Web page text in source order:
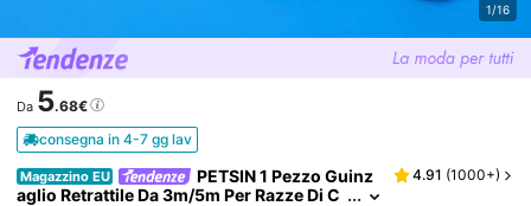
1/16
Da 5.68€
consegna in 4-7 gg lav
Magazzino EU
PETSIN 1 Pezzo Guinz
aglio Retrattile Da 3m/5m Per Razze Di C
4.91 (1000+)